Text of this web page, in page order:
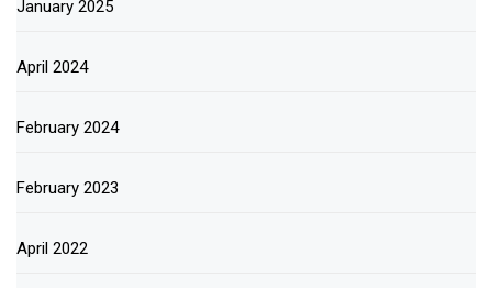
January 2025
April 2024
February 2024
February 2023
April 2022